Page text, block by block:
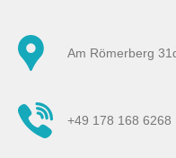
Am Römerberg
+49 178 168 6268